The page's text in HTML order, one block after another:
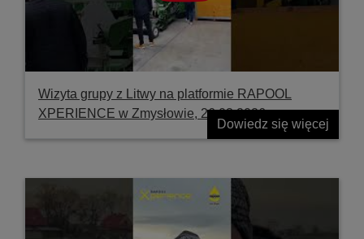
Wizyta grupy z Litwy na platformie RAPOOL
XPERIENCE w Zmysłowie, 26.03.2026
Dowiedz się więcej